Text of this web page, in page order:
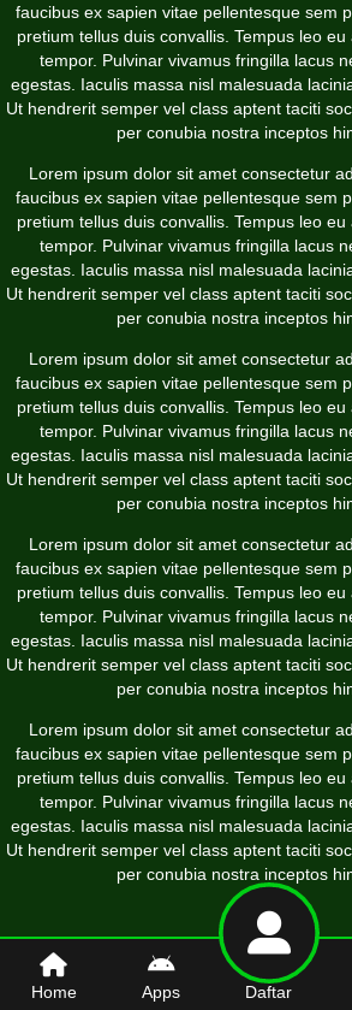
faucibus ex sapien vitae pellentesque sem
pretium tellus duis convallis. Tempus leo
tempor. Pulvinar vivamus fringilla lacus
egestas. Iaculis massa nisl malesuada
Ut hendrerit semper vel class aptent taciti
per conubia nostra inceptos
Lorem ipsum dolor sit amet consectetur
faucibus ex sapien vitae pellentesque sem
pretium tellus duis convallis. Tempus leo
tempor. Pulvinar vivamus fringilla lacus
egestas. Iaculis massa nisl malesuada
Ut hendrerit semper vel class aptent taciti
per conubia nostra inceptos
Lorem ipsum dolor sit amet consectetur
faucibus ex sapien vitae pellentesque sem
pretium tellus duis convallis. Tempus leo
tempor. Pulvinar vivamus fringilla lacus
egestas. Iaculis massa nisl malesuada
Ut hendrerit semper vel class aptent taciti
per conubia nostra inceptos
Lorem ipsum dolor sit amet consectetur
faucibus ex sapien vitae pellentesque sem
pretium tellus duis convallis. Tempus leo
tempor. Pulvinar vivamus fringilla lacus
egestas. Iaculis massa nisl malesuada
Ut hendrerit semper vel class aptent taciti
per conubia nostra inceptos
Lorem ipsum dolor sit amet consectetur
faucibus ex sapien vitae pellentesque sem
pretium tellus duis convallis. Tempus leo
tempor. Pulvinar vivamus fringilla lacus
egestas. Iaculis massa nisl malesuada
Ut hendrerit semper vel class aptent taciti
per conubia nostra inceptos
Home Apps Daftar